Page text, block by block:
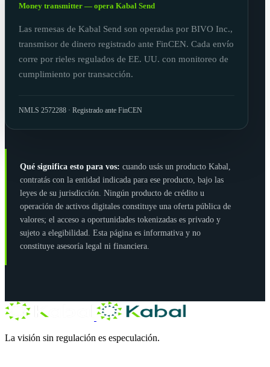
Money transmitter — opera Kabal Send
Las remesas de Kabal Send son operadas por BIVO Inc.,
transmisor de dinero registrado ante FinCEN. Cada envío
corre por rieles regulados de EE. UU. con monitoreo de
cumplimiento por transacción.
NMLS 2572288 · Registrado ante FinCEN
Qué significa esto para vos: cuando usás un producto Kabal,
contratás con la entidad indicada para ese producto, bajo las
leyes de su jurisdicción. Ningún producto de crédito u
operación de activos digitales constituye una oferta pública de
valores; el acceso a oportunidades tokenizadas es privado y
sujeto a elegibilidad. Esta página es informativa y no
constituye asesoría legal ni financiera.
La visión sin regulación es especulación.